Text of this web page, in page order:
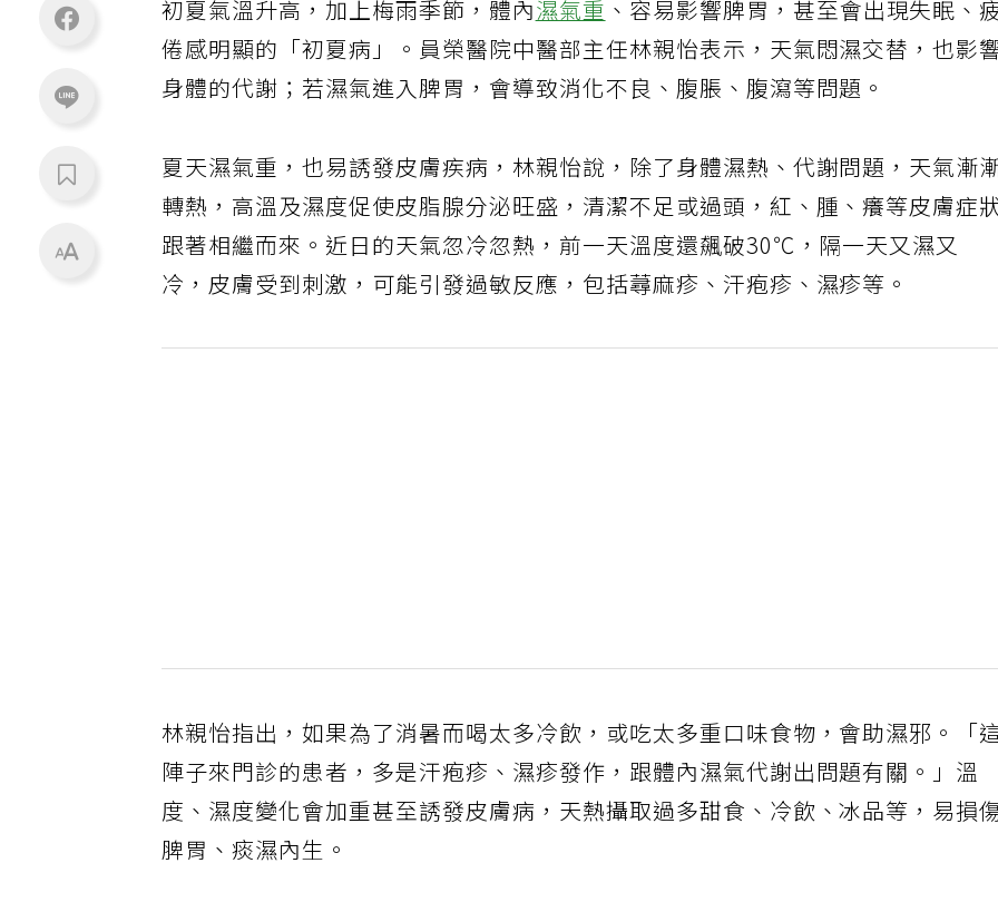
初夏氣溫升高，加上梅雨季節，體內濕氣重 、容易影響脾胃，甚至會出現失眠、
倦感明顯的「初夏病」。員榮醫院中醫部主任林親怡表示，天氣悶濕交替，也影
身體的代謝；若濕氣進入脾胃，會導致消化不良、腹脹、腹瀉等問題。
夏天濕氣重，也易誘發皮膚疾病，林親怡說，除了身體濕熱、代謝問題，天氣漸
轉熱，高溫及濕度促使皮脂腺分泌旺盛，清潔不足或過頭，紅、腫、癢等皮膚症
跟著相繼而來。近日的天氣忽冷忽熱，前一天溫度還飆破30℃，隔一天又濕又
冷，皮膚受到刺激，可能引發過敏反應，包括蕁麻疹、汗疱疹、濕疹等。
林親怡指出，如果為了消暑而喝太多冷飲，或吃太多重口味食物，會助濕邪。「
陣子來門診的患者，多是汗疱疹、濕疹發作，跟體內濕氣代謝出問題有關。」溫
度、濕度變化會加重甚至誘發皮膚病，天熱攝取過多甜食、冷飲、冰品等，易損
脾胃、痰濕內生。